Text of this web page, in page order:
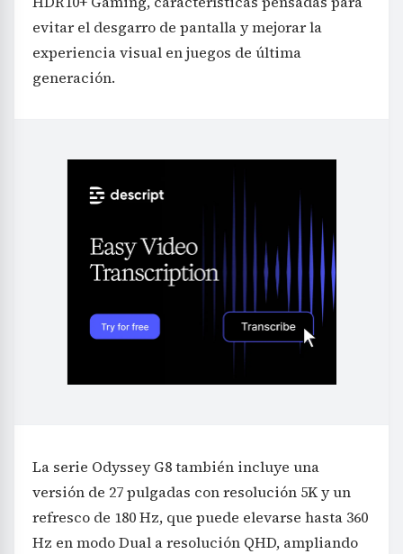
evitar el desgarro de pantalla y mejorar la
experiencia visual en juegos de última
generación.
La serie Odyssey G8 también incluye una
versión de 27 pulgadas con resolución 5K y un
refresco de 180 Hz, que puede elevarse hasta 360
Hz en modo Dual a resolución QHD, ampliando